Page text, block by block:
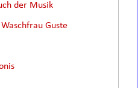
der Musik
Guste